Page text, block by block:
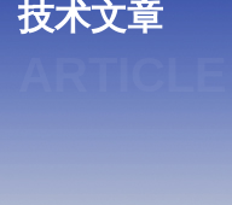
技术文章